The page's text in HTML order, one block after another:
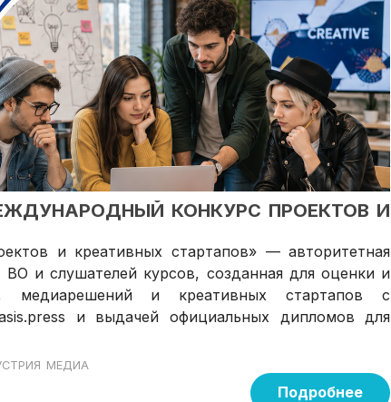
МЕЖДУНАРОДНЫЙ КОНКУРС ПРОЕКТОВ И
и креативных стартапов» — авторитетная
и слушателей курсов, созданная для оценки и
медиарешений и креативных стартапов с
и выдачей официальных дипломов для
МЕДИА
Подробнее